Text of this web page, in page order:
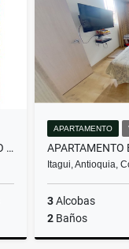
HERMOSA CASA FINCA PANTANILLO ENVIGADO, ALTO DE PALMAS
APARTAMENTO
APARTAMENTO
Itagui, Antioquia,
3Alcobas
2 Baños